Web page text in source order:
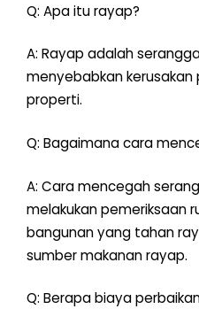
Q: Apa itu rayap?
A: Rayap adalah
menyebabkan
properti.
Q: Bagaimana cara
A: Cara mencegah
melakukan pemeriksaan
bangunan yang tahan
sumber makanan rayap.
Q: Berapa biaya